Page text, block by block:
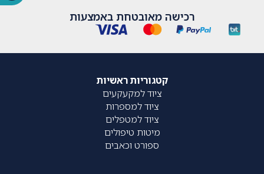
רכישה מאובטחת באמצעות
קטגוריות ראשיות
ציוד למקעקעים
ציוד למספרות
ציוד למטפלים
מיטות טיפולים
ספורט וכאבים